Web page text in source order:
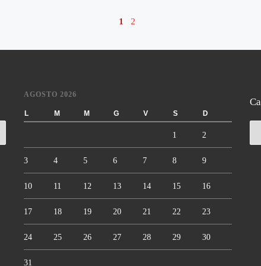
1 2
AGOSTO 2026
L M M G V S D
1 2
3 4 5 6 7 8 9
10 11 12 13 14 15 16
17 18 19 20 21 22 23
24 25 26 27 28 29 30
31